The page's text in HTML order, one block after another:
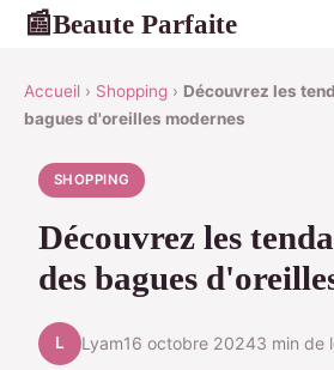
📰Beaute Parfaite
Accueil › Shopping › Découvrez les
bagues d'oreilles modernes
SHOPPING
Découvrez les
des bagues
L Lyam16 octobre 20243 min de